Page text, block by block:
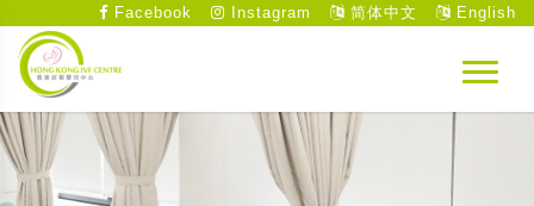
Facebook Instagram 简体中文 English